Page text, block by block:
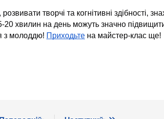
творчі та когнітивні здібності,
хвилин на день можуть значно
з молоддю! Приходьте на майстер-клас ще!